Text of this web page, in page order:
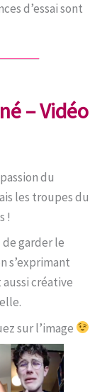
d’essai sont
– Vidéo
du
les troupes du
!
garder le
s’exprimant
créative
sur l’image